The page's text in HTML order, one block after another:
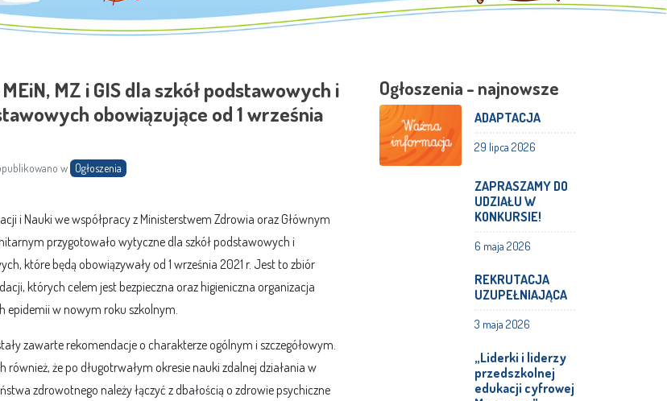
MZ i GIS dla szkół podstawowych i
obowiązujące od 1 września
w Ogłoszenia
i Nauki we współpracy z Ministerstwem Zdrowia oraz Głównym
przygotowało wytyczne dla szkół podstawowych i
które będą obowiązywały od 1 września 2021 r. Jest to zbiór
których celem jest bezpieczna oraz higieniczna organizacja
epidemii w nowym roku szkolnym.
zawarte rekomendacje o charakterze ogólnym i szczegółowym.
również, że po długotrwałym okresie nauki zdalnej działania w
zdrowotnego należy łączyć z dbałością o zdrowie psychiczne
Ogłoszenia - najnowsze
ADAPTACJA
29 lipca 2026
ZAPRASZAMY DO
UDZIAŁU W
KONKURSIE!
6 maja 2026
REKRUTACJA
UZUPEŁNIAJĄCA
3 maja 2026
„Liderki i liderzy
przedszkolnej
edukacji cyfrowej